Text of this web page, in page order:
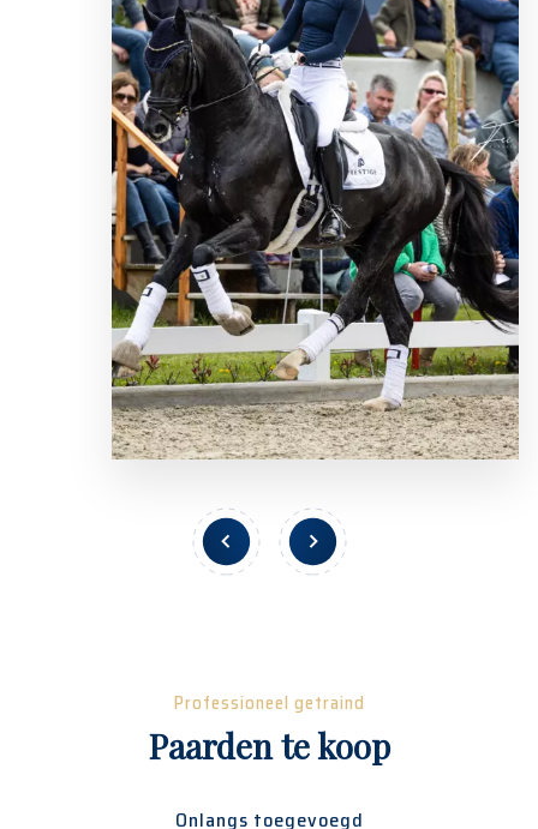
Professioneel getraind
Paarden te koop
Onlangs toegevoegd